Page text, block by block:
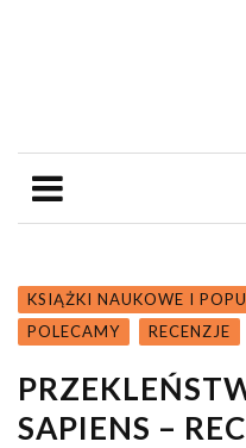
KSIĄŻKI NAUKOWE I
POLECAMY
RECENZJE
SAPIENS –